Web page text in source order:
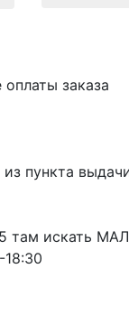
заказа
пункта
там искать